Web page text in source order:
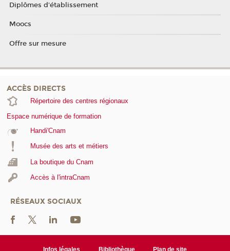
Diplômes d'établissement
Moocs
Offre sur mesure
ACCÈS DIRECTS
Répertoire des centres régionaux
Espace numérique de formation
Handi'Cnam
Musée des arts et métiers
La boutique du Cnam
Accès à l'intraCnam
RÉSEAUX SOCIAUX
Infos légales Bibliothèque Plan de site